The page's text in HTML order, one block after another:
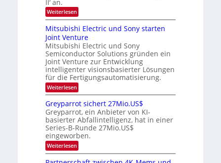
s
-
T
e
n
d
s
i
m
e
r
s
t
e
n
H
a
l
b
j
a
h
r
m
i
a
r
s
a
t
z
n
i
m
m
t
i
n
d
e
D
A
C
H
-
I
n
d
u
II‘ an.
Weiterlesen:
O
p
t
i
k
-
K
u
r
s
v
o
n
P
h
o
t
o
n
i
c
Mitsubishi Electric und Sony starten
Joint Venture
Mitsubishi Electric und Sony
Semiconductor Solutions gründen ein
Joint Venture zur Entwicklung
intelligenter visionsbasierter Lösungen
für die Fertigungsautomatisierung.
Weiterlesen:
M
t
s
u
b
i
s
h
i
Greyparrot sichert 27Mio.US$
Greyparrot, ein Anbieter von KI-
basierter Abfallintelligenz, hat in einer
Series-B-Runde 27Mio.US$
eingeworben.
Weiterlesen:
G
r